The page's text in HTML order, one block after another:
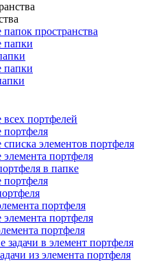
пространства
папки
папки
портфелей
портфеля
элементов портфеля
портфеля
в папке
портфеля
портфеля
портфеля
портфеля
задачи в элемент портфеля
из элемента портфеля